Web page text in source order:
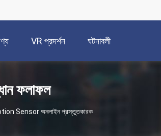
VR প্রদর্শন ঘটনাবলী
ফলাফল
Sensor অনলাইন প্রস্তুতকারক